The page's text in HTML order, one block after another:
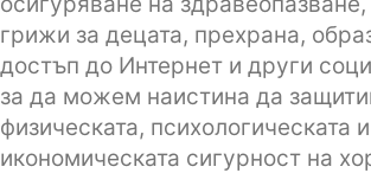
грижи за децата, прехрана,
достъп до Интернет и други
за да можем наистина да
физическата, психологическата и
икономическата сигурност на